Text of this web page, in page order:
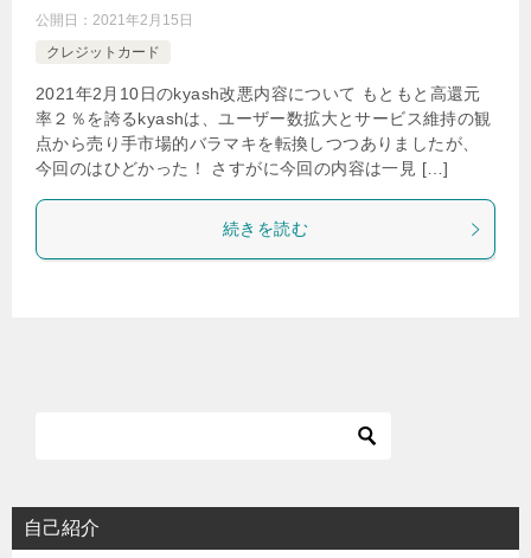
公開日： 2021年2月15日
クレジットカード
2021年2月10日のkyash改悪内容について もともと高還元
率２％を誇るkyashは、ユーザー数拡大とサービス維持の観
点から売り手市場的バラマキを転換しつつありましたが、
今回のはひどかった！ さすがに今回の内容は一見 […]
続きを読む
自己紹介